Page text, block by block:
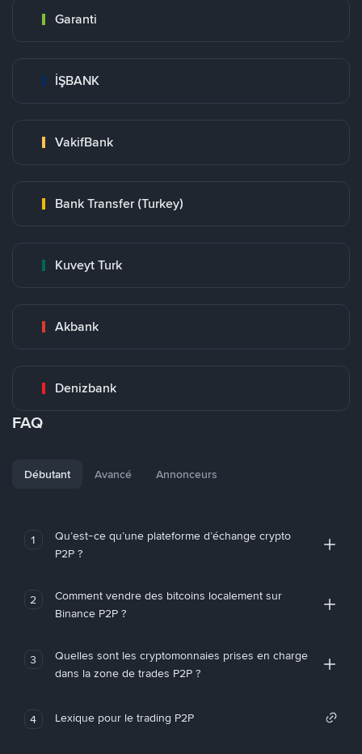
Garanti
İŞBANK
VakifBank
Bank Transfer (Turkey)
Kuveyt Turk
Akbank
Denizbank
FAQ
Débutant Avancé Annonceurs
1
Qu’est-ce qu’une plateforme d’échange crypto
P2P ?
2
Comment vendre des bitcoins localement sur
Binance P2P ?
3
Quelles sont les cryptomonnaies prises en charge
dans la zone de trades P2P ?
4 Lexique pour le trading P2P